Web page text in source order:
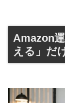
Amazon
える」だ